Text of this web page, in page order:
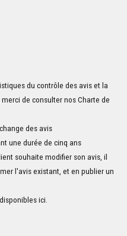
du contrôle des avis et la
de consulter nosCharte de
des avis
une durée de cinq ans
souhaite modifier son avis, il
l'avis existant, et en publier un
ici